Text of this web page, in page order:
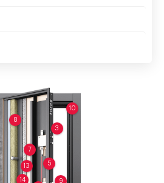
3
5
7
8
9
10
13
14